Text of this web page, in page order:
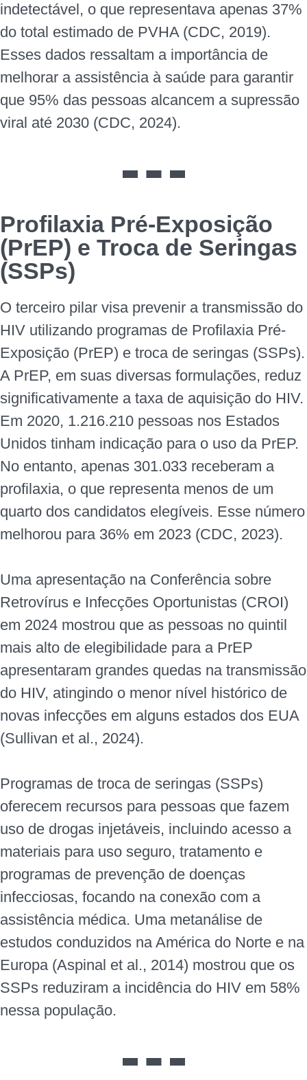
indetectável, o que representava apenas 37%
do total estimado de PVHA (CDC, 2019).
Esses dados ressaltam a importância de
melhorar a assistência à saúde para garantir
que 95% das pessoas alcancem a supressão
viral até 2030 (CDC, 2024).
Profilaxia Pré-Exposição
(PrEP) e Troca de Seringas
(SSPs)
O terceiro pilar visa prevenir a transmissão do
HIV utilizando programas de Profilaxia Pré-
Exposição (PrEP) e troca de seringas (SSPs).
A PrEP, em suas diversas formulações, reduz
significativamente a taxa de aquisição do HIV.
Em 2020, 1.216.210 pessoas nos Estados
Unidos tinham indicação para o uso da PrEP.
No entanto, apenas 301.033 receberam a
profilaxia, o que representa menos de um
quarto dos candidatos elegíveis. Esse número
melhorou para 36% em 2023 (CDC, 2023).
Uma apresentação na Conferência sobre
Retrovírus e Infecções Oportunistas (CROI)
em 2024 mostrou que as pessoas no quintil
mais alto de elegibilidade para a PrEP
apresentaram grandes quedas na transmissão
do HIV, atingindo o menor nível histórico de
novas infecções em alguns estados dos EUA
(Sullivan et al., 2024).
Programas de troca de seringas (SSPs)
oferecem recursos para pessoas que fazem
uso de drogas injetáveis, incluindo acesso a
materiais para uso seguro, tratamento e
programas de prevenção de doenças
infecciosas, focando na conexão com a
assistência médica. Uma metanálise de
estudos conduzidos na América do Norte e na
Europa (Aspinal et al., 2014) mostrou que os
SSPs reduziram a incidência do HIV em 58%
nessa população.